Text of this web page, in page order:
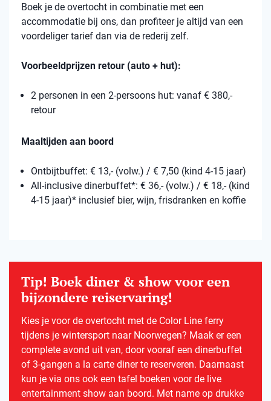
Boek je de overtocht in combinatie met een
accommodatie bij ons, dan profiteer je altijd van een
voordeliger tarief dan via de rederij zelf.
Voorbeeldprijzen retour (auto + hut):
2 personen in een 2-persoons hut: vanaf € 380,-
retour
Maaltijden aan boord
Ontbijtbuffet: € 13,- (volw.) / € 7,50 (kind 4-15 jaar)
All-inclusive dinerbuffet*: € 36,- (volw.) / € 18,- (kind
4-15 jaar)* inclusief bier, wijn, frisdranken en koffie
Tip! Boek diner & show voor een
bijzondere reiservaring!
Kies je voor de overtocht met de Color Line ferry
tijdens je wintersport naar Noorwegen? Maak er een
complete avond uit van, door vooraf een dinerbuffet
of 3-gangen a la carte diner te reserveren. Daarnaast
kun je via ons ook een tafel boeken voor de live
entertainment show aan boord. Met name op drukke